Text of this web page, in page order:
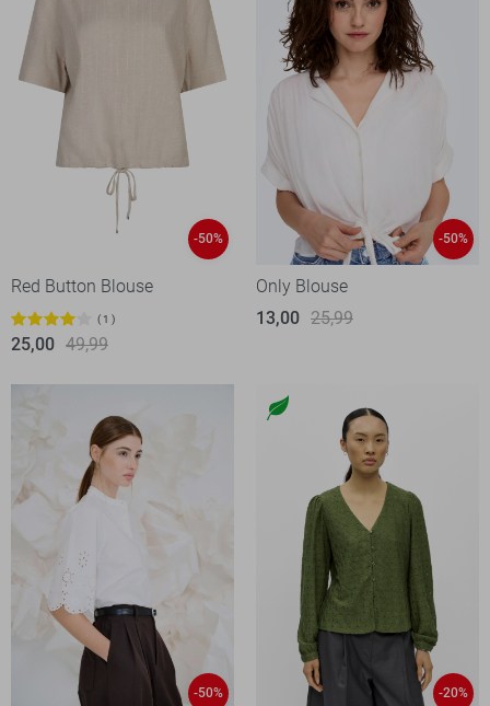
-50%
Red Button Blouse
1
25,00 49,99
-50%
Only Blouse
13,00 25,99
-50% -20%